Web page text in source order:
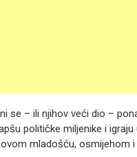
se – ili njihov veći dio –
političke miljenike i
mladošću, osmijehom i